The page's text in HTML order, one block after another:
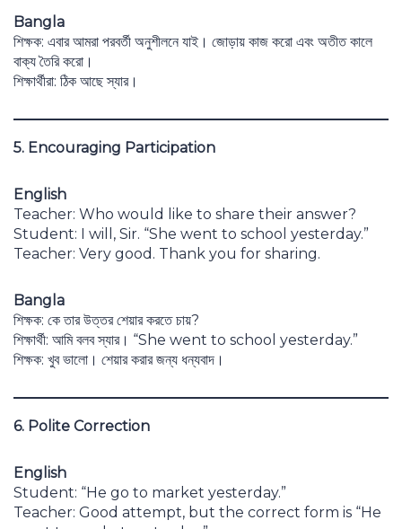
Bangla
শিক্ষক: এবার আমরা পরবর্তী অনুশীলনে যাই। জোড়ায় কাজ করো এবং অতীত কালে
বাক্য তৈরি করো।
শিক্ষার্থীরা: ঠিক আছে স্যার।
5. Encouraging Participation
English
Teacher: Who would like to share their answer?
Student: I will, Sir. “She went to school yesterday.”
Teacher: Very good. Thank you for sharing.
Bangla
শিক্ষক: কে তার উত্তর শেয়ার করতে চায়?
শিক্ষার্থী: আমি বলব স্যার। “She went to school yesterday.”
শিক্ষক: খুব ভালো। শেয়ার করার জন্য ধন্যবাদ।
6. Polite Correction
English
Student: “He go to market yesterday.”
Teacher: Good attempt, but the correct form is “He